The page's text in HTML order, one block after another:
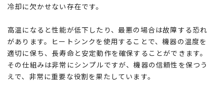
冷却に欠かせない存在です。
高温になると性能が低下したり、最悪の場合は故障する恐れ
があります。ヒートシンクを使用することで、機器の温度を
適切に保ち、長寿命と安定動作を確保することができます。
その仕組みは非常にシンプルですが、機器の信頼性を保つう
えで、非常に重要な役割を果たしています。